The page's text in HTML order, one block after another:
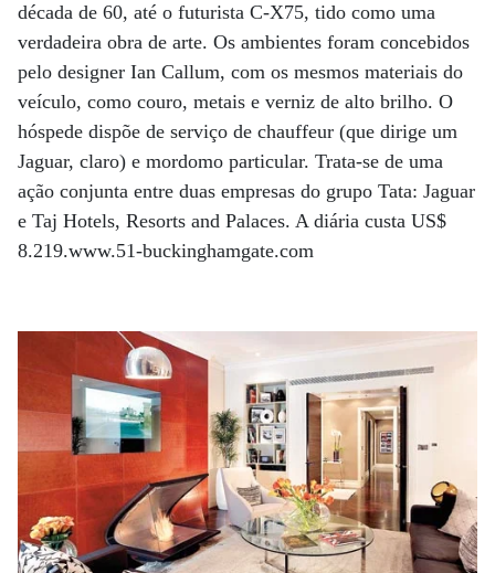
década de 60, até o futurista C-X75, tido como uma
verdadeira obra de arte. Os ambientes foram concebidos
pelo designer Ian Callum, com os mesmos materiais do
veículo, como couro, metais e verniz de alto brilho. O
hóspede dispõe de serviço de chauffeur (que dirige um
Jaguar, claro) e mordomo particular. Trata-se de uma
ação conjunta entre duas empresas do grupo Tata: Jaguar
e Taj Hotels, Resorts and Palaces. A diária custa US$
8.219.www.51-buckinghamgate.com